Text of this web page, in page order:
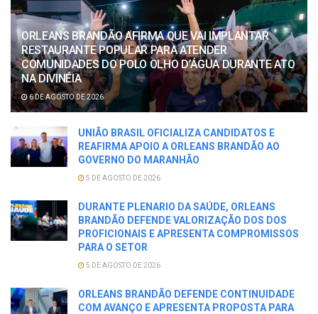
ORLEANS BRANDÃO AFIRMA QUE VAI IMPLANTAR
RESTAURANTE POPULAR PARA ATENDER
COMUNIDADES DO POLO OLHO D’ÁGUA DURANTE ATO
NA DIVINÉIA
6 DE AGOSTO DE 2026
UNIÃO BRASIL OFICIALIZA CANDIDATOS E
REAFIRMA APOIO A ORLEANS BRANDÃO AO
GOVERNO DO MARANHÃO
5 DE AGOSTO DE 2026
DURANTE PLENARIO DA SAÚDE, ORLEANS
BRANDÃO DEFENDE VALORIZAÇÃO DOS DOS
PROFICIONAIS E APRESENTA COMPROMISSOS
PARA O SETOR
5 DE AGOSTO DE 2026
ORLEANS BRANDÃO DEFENDE CONTINUIDADE
COM AVANÇO E APRESENTA PROPOSTA PARA